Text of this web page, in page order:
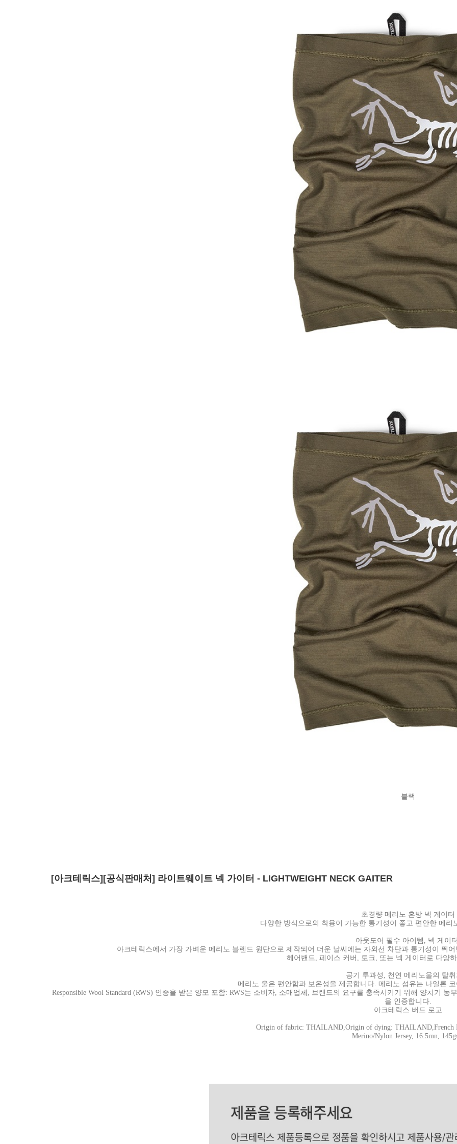
블랙
[아크테릭스][공식판매처] 라이트웨이트 넥 가이터 - LIGHTWEIGHT NECK GAITER
초경량 메리노 혼방 넥 게이터
다양한 방식으로의 착용이 가능한 통기성이 좋고 편안한 메리
아웃도어 필수 아이템, 넥 게이
아크테릭스에서 가장 가벼운 메리노 블렌드 원단으로 제작되어 더운 날씨에는 자외선 차단과 통기성이 뛰
헤어밴드, 페이스 커버, 토크, 또는 넥 게이터로 다양
공기 투과성, 천연 메리노울의 탈
메리노 울은 편안함과 보온성을 제공합니다. 메리노 섬유는 나일론
Responsible Wool Standard (RWS) 인증을 받은 양모 포함: RWS는 소비자, 소매업체, 브랜드의 요구를 충족시키기 위해 양치기
을 인증합니다.
아크테릭스 버드 로고
Origin of fabric: THAILAND,Origin of dying: THAILAND,French
Merino/Nylon Jersey, 16.5mn,